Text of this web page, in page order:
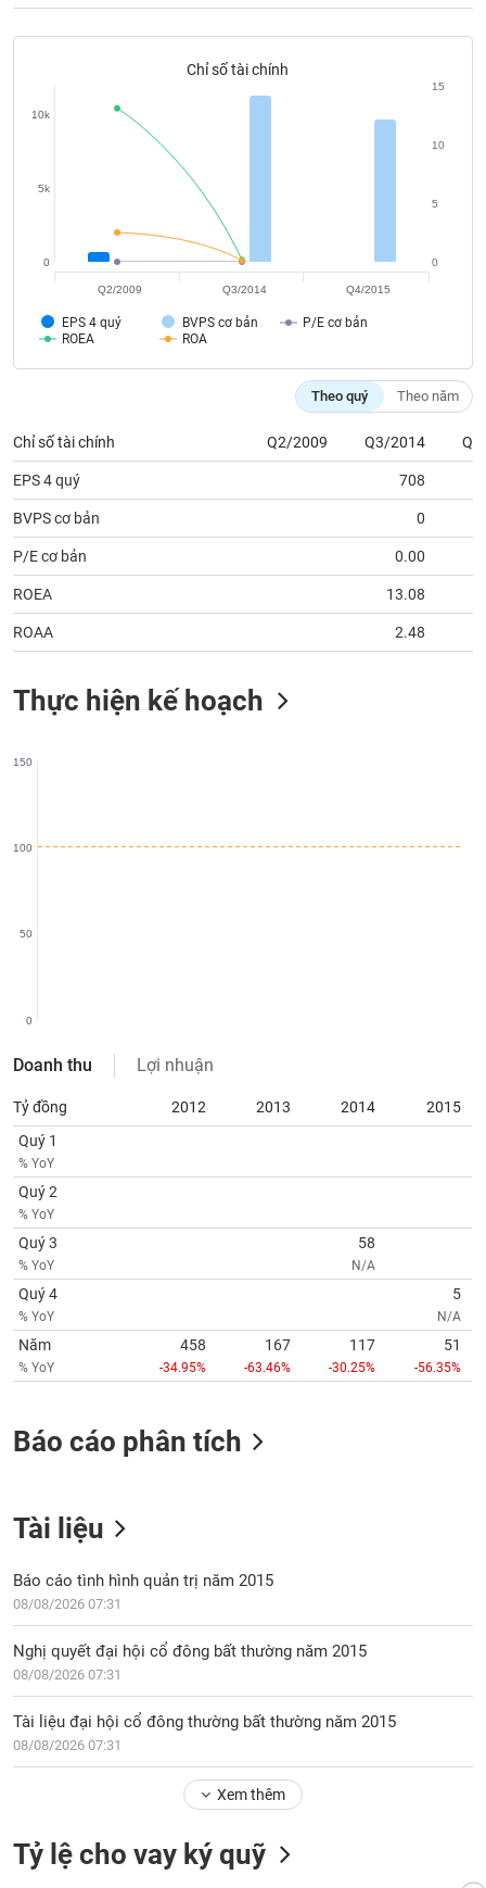
Chỉ số tài chính
EPS 4 quý BVPS cơ bản
P/E cơ bản
ROEA
ROA
0
5k
10k
0
5
10
15
Q2/2009 Q3/2014 Q4/2015
Theo quý Theo năm
Chỉ số tài chính Q2/2009 Q3/2014
EPS 4 quý 708
BVPS cơ bản 0
P/E cơ bản 0.00
ROEA 13.08
ROAA 2.48
Thực hiện kế hoạch
0
50
100
150
Doanh thu Lợi nhuận
Tỷ đồng 2012 2013 2014
2015
Quý 1
% YoY
Quý 2
% YoY
Quý 3
% YoY
58
N/A
Quý 4
% YoY
5
N/A
Năm
% YoY
458
-34.95%
167
-63.46%
117
-30.25%
51
-56.35%
Báo cáo phân tích
Tài liệu
Báo cáo tình hình quản trị năm 2015
08/08/2026 07:31
Nghị quyết đại hội cổ đông bất thường năm 2015
08/08/2026 07:31
Tài liệu đại hội cổ đông thường bất thường năm 2015
08/08/2026 07:31
Xem thêm
Tỷ lệ cho vay ký quỹ
Đào
chính
Công
cụ
đầu
tư
Truyền
chính
chính